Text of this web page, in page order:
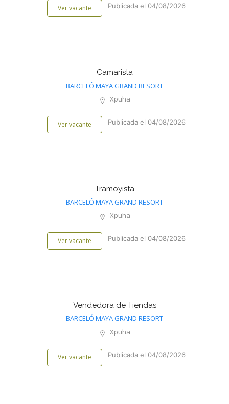
Ver vacante Publicada el 04/08/2026
Camarista
BARCELÓ MAYA GRAND RESORT
Xpuha
Ver vacante Publicada el 04/08/2026
Tramoyista
BARCELÓ MAYA GRAND RESORT
Xpuha
Ver vacante Publicada el 04/08/2026
Vendedora de Tiendas
BARCELÓ MAYA GRAND RESORT
Xpuha
Ver vacante Publicada el 04/08/2026